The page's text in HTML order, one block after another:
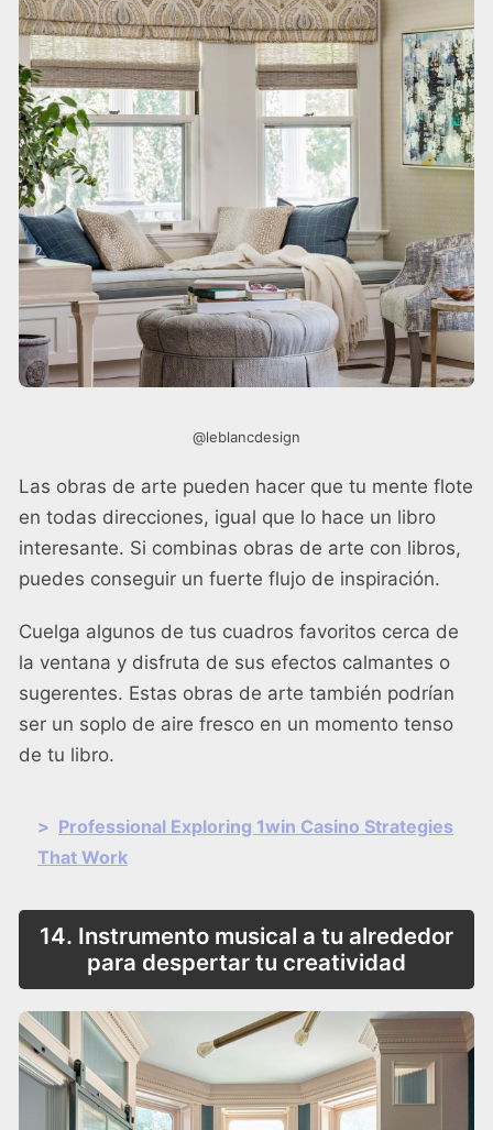
@leblancdesign
Las obras de arte pueden hacer que tu mente flote
en todas direcciones, igual que lo hace un libro
interesante. Si combinas obras de arte con libros,
puedes conseguir un fuerte flujo de inspiración.
Cuelga algunos de tus cuadros favoritos cerca de
la ventana y disfruta de sus efectos calmantes o
sugerentes. Estas obras de arte también podrían
ser un soplo de aire fresco en un momento tenso
de tu libro.
> Professional Exploring 1win Casino Strategies
That Work
14. Instrumento musical a tu alrededor
para despertar tu creatividad